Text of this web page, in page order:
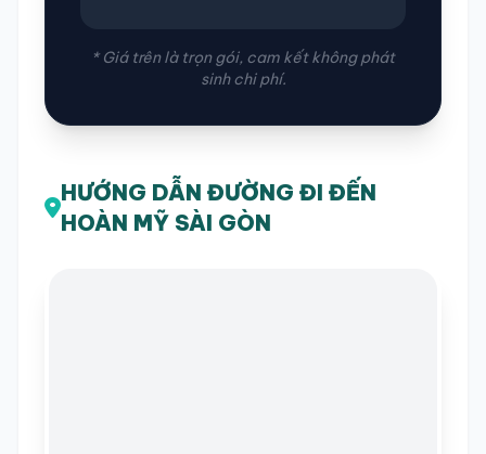
* Giá trên là trọn gói, cam kết không phát
sinh chi phí.
HƯỚNG DẪN ĐƯỜNG ĐI ĐẾN
HOÀN MỸ SÀI GÒN